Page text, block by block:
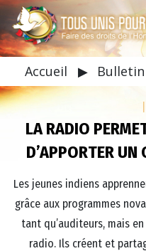
Accueil ▶
LA RADIO
D’APPORTER
Les jeunes indiens
grâce aux programmes
tant qu’auditeurs, mais
radio. Ils créent et